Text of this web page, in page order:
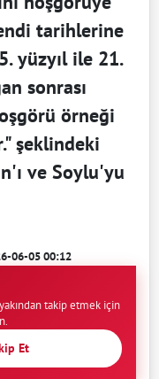
tarihlerine
yüzyıl ile 21.
sonrası
örneği
şeklindeki
ve Soylu'yu
06-05 00:12
takip etmek için
Et